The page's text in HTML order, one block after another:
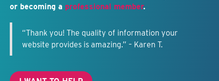
or becoming a professional member.
“Thank you! The quality of information your
website provides is amazing.” – Karen T.